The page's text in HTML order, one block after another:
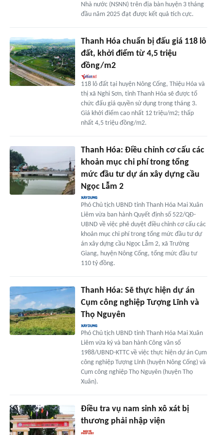
Nhà nước (NSNN) trên địa bàn huyện 3 tháng
đầu năm 2025 đạt được kết quả tích cực.
Thanh Hóa chuẩn bị đấu giá 118 lô
đất, khởi điểm từ 4,5 triệu
đồng/m2
118 lô đất tại huyện Nông Cống, Thiệu Hóa và
thị xã Nghi Sơn, tỉnh Thanh Hóa sẽ được tổ
chức đấu giá quyền sử dụng trong tháng 3.
Giá khởi điểm cao nhất 12 triệu/m2; thấp
nhất 4,5 triệu đồng/m2.
Thanh Hóa: Điều chỉnh cơ cấu các
khoản mục chi phí trong tổng
mức đầu tư dự án xây dựng cầu
Ngọc Lẫm 2
Phó Chủ tịch UBND tỉnh Thanh Hóa Mai Xuân
Liêm vừa ban hành Quyết định số 522/QĐ-
UBND về việc phê duyệt điều chỉnh cơ cấu các
khoản mục chi phí trong tổng mức đầu tư dự
án xây dựng cầu Ngọc Lẫm 2, xã Trường
Giang, huyện Nông Cống, tổng mức đầu tư
110 tỷ đồng.
Thanh Hóa: Sẽ thực hiện dự án
Cụm công nghiệp Tượng Lĩnh và
Thọ Nguyên
Phó Chủ tịch UBND tỉnh Thanh Hóa Mai Xuân
Liêm vừa ký và ban hành Công văn số
1988/UBND-KTTC về việc thực hiện dự án Cụm
công nghiệp Tượng Lĩnh (huyện Nông Cống) và
Cụm công nghiệp Thọ Nguyên (huyện Thọ
Xuân).
Điều tra vụ nam sinh xô xát bị
thương phải nhập viện